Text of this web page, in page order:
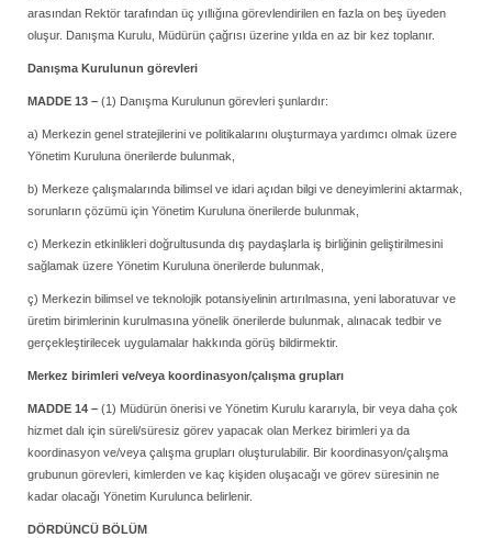
arasından Rektör tarafından üç yıllığına görevlendirilen en fazla on beş üyeden
oluşur. Danışma Kurulu, Müdürün çağrısı üzerine yılda en az bir kez toplanır.
Danışma Kurulunun görevleri
MADDE 13 – (1) Danışma Kurulunun görevleri şunlardır:
a) Merkezin genel stratejilerini ve politikalarını oluşturmaya yardımcı olmak üzere
Yönetim Kuruluna önerilerde bulunmak,
b) Merkeze çalışmalarında bilimsel ve idari açıdan bilgi ve deneyimlerini aktarmak,
sorunların çözümü için Yönetim Kuruluna önerilerde bulunmak,
c) Merkezin etkinlikleri doğrultusunda dış paydaşlarla iş birliğinin geliştirilmesini
sağlamak üzere Yönetim Kuruluna önerilerde bulunmak,
ç) Merkezin bilimsel ve teknolojik potansiyelinin artırılmasına, yeni laboratuvar ve
üretim birimlerinin kurulmasına yönelik önerilerde bulunmak, alınacak tedbir ve
gerçekleştirilecek uygulamalar hakkında görüş bildirmektir.
Merkez birimleri ve/veya koordinasyon/çalışma grupları
MADDE 14 – (1) Müdürün önerisi ve Yönetim Kurulu kararıyla, bir veya daha çok
hizmet dalı için süreli/süresiz görev yapacak olan Merkez birimleri ya da
koordinasyon ve/veya çalışma grupları oluşturulabilir. Bir koordinasyon/çalışma
grubunun görevleri, kimlerden ve kaç kişiden oluşacağı ve görev süresinin ne
kadar olacağı Yönetim Kurulunca belirlenir.
DÖRDÜNCÜ BÖLÜM